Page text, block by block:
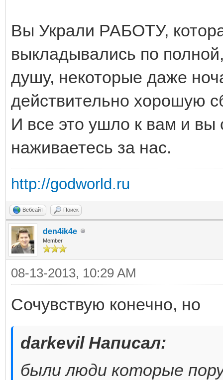
Вы Украли РАБОТУ,
выкладывались по
душу, некоторые даже
действительно хорошую
И все это ушло к вам и вы
наживаетесь за нас.
http://godworld.ru
Вебсайт Поиск
den4ik4e
Member
08-13-2013, 10:29 AM
Сочувствую конечно, но
darkevil Написал:
были люди которые